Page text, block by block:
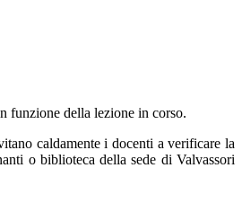
funzione della lezione in corso.
caldamente i docenti a verificare la
o biblioteca della sede di Valvassori